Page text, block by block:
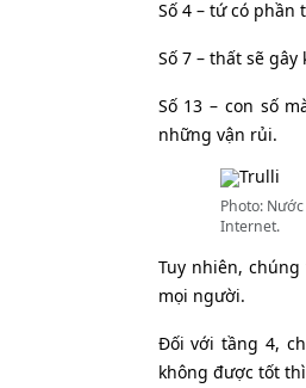
Số 4 – tứ có
Số 7 – thất sẽ
Số 13 – con số
những vận rủi.
Photo:
Internet.
Tuy nhiên,
mọi người.
Đối với tầng 4,
không được tốt